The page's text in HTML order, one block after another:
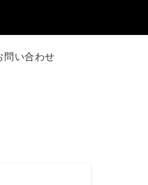
問い合わせ